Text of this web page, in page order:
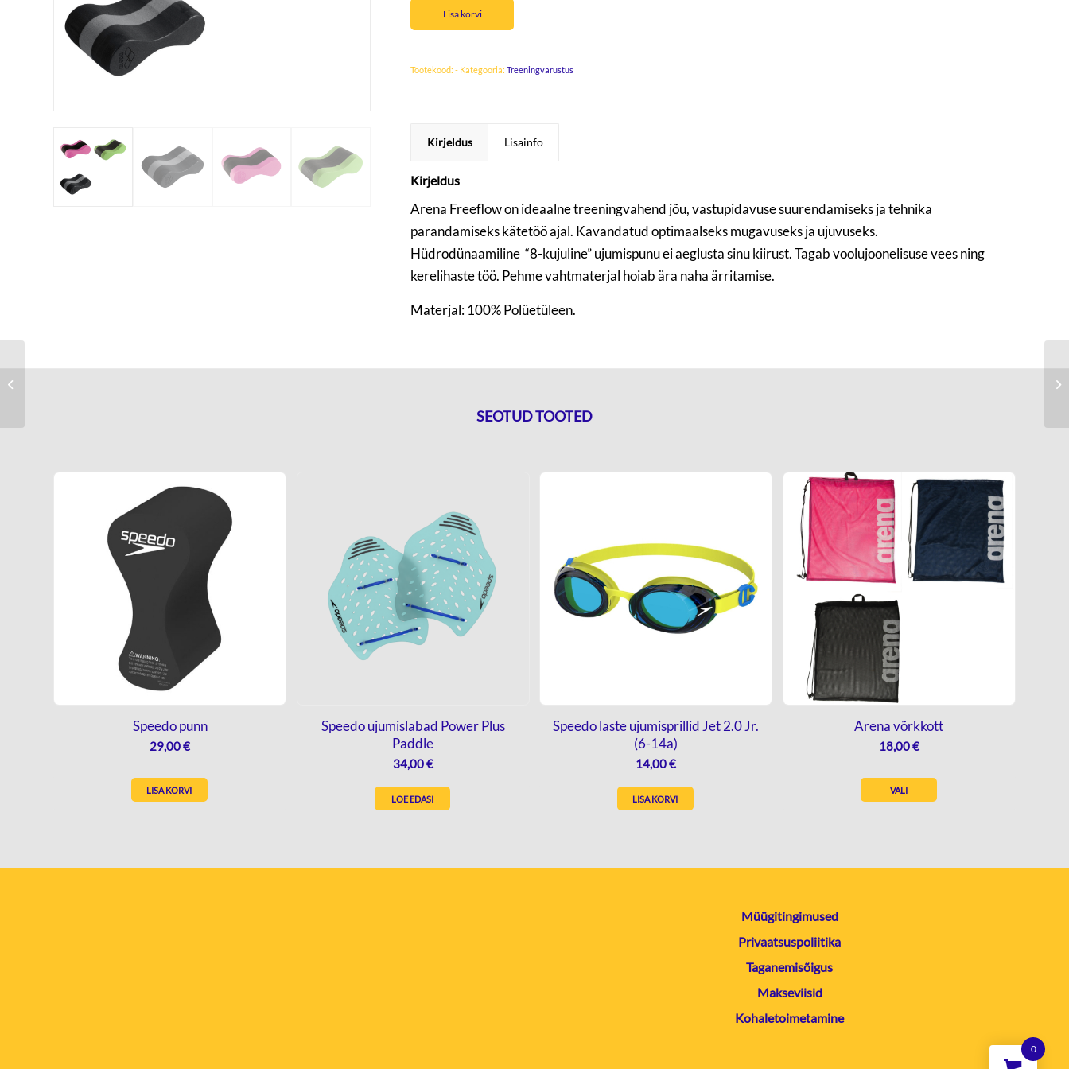
Lisa korvi
Tootekood:- Kategooria:Treeningvarustus
Kirjeldus Lisainfo
Kirjeldus
Arena Freeflow on ideaalne treeningvahend jõu, vastupidavuse suurendamiseks ja tehnika
parandamiseks kätetöö ajal. Kavandatud optimaalseks mugavuseks ja ujuvuseks.
Hüdrodünaamiline “8-kujuline” ujumispunu ei aeglusta sinu kiirust. Tagab voolujoonelisuse vees ning
kerelihaste töö. Pehme vahtmaterjal hoiab ära naha ärritamise.
Materjal:100% Polüetüleen.
SEOTUD TOOTED
Speedo punn
29,00€
LISA KORVI
Speedo ujumislabad Power Plus
Paddle
34,00€
LOE EDASI
Speedo laste ujumisprillid Jet 2.0 Jr.
(6-14a)
14,00€
LISA KORVI
Arena võrkkott
18,00€
VALI
Müügitingimused
Privaatsuspoliitika
Taganemisõigus
Makseviisid
Kohaletoimetamine
0